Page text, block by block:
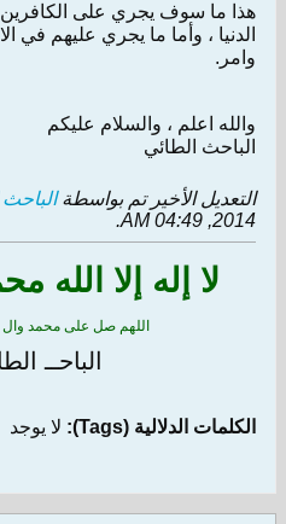
هذا ما سوف يجري على الكافرين
الدنيا ، وأما ما يجري عليهم في
وامر.
والله اعلم ، والسلام عليكم
الباحث الطائي
التعديل الأخير تم بواسطة
2014, 04:49 AM
.
لا إله إلا الله
اللهم صل على محمد
الباحــ
الكلمات الدلالية (Tags): لا يوجد